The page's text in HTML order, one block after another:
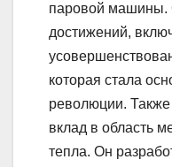
паровой машины.
достижений,
которая стала
революции. Также
вклад в область
тепла. Он